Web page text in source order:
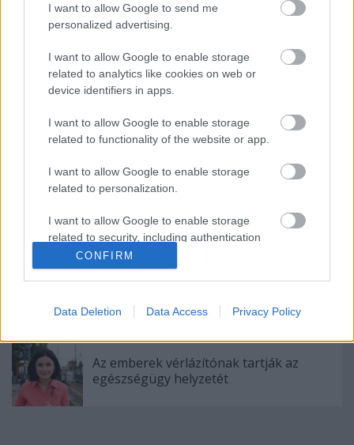
I want to allow Google to send me
personalized advertising.
I want to allow Google to enable storage
related to analytics like cookies on web or
device identifiers in apps.
I want to allow Google to enable storage
related to functionality of the website or app.
I want to allow Google to enable storage
related to personalization.
I want to allow Google to enable storage
related to security, including authentication
functionality and fraud prevention, and other
user protection.
CONFIRM
Data Deletion Data Access Privacy Policy
2,2 milliárdért volt fideszes képviselő
újítja fel a Lőrinci sportcsarnokot!
Kádár Tibor cégének autójával rongálják
Az emberek vérlázítónak tartják az
egészségügy helyzetét